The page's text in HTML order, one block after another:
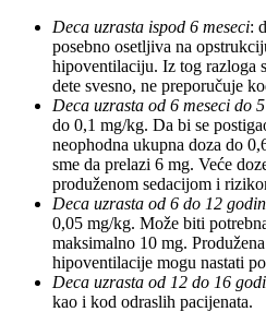
Deca uzrasta ispod 6 meseci:
posebno osetljiva na
hipoventilaciju. Iz tog razloga
dete svesno, ne preporučuje
Deca uzrasta od 6 meseci do
do 0,1 mg/kg. Da bi se
neophodna ukupna doza do
sme da prelazi 6 mg. Veće
produženom sedacijom i
Deca uzrasta od 6 do 12
0,05 mg/kg. Može biti
maksimalno 10 mg.
hipoventilacije mogu nastati
Deca uzrasta od 12 do 16
kao i kod odraslih pacijenata.